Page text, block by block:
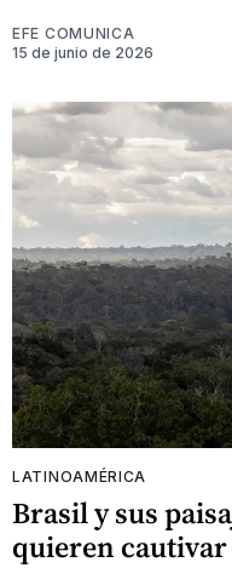
EFE COMUNICA
15 de junio de 2026
LATINOAMÉRICA
Brasil y sus
quieren